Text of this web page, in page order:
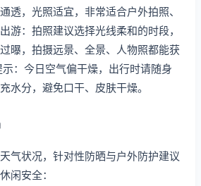
透，光照适宜，非常适合户外拍照、
游：拍照建议选择光线柔和的时段，
曝，拍摄远景、全景、人物照都能获
：今日空气偏干燥，出行时请随身
水分，避免口干、皮肤干燥。
气状况，针对性防晒与户外防护建议
闲安全：